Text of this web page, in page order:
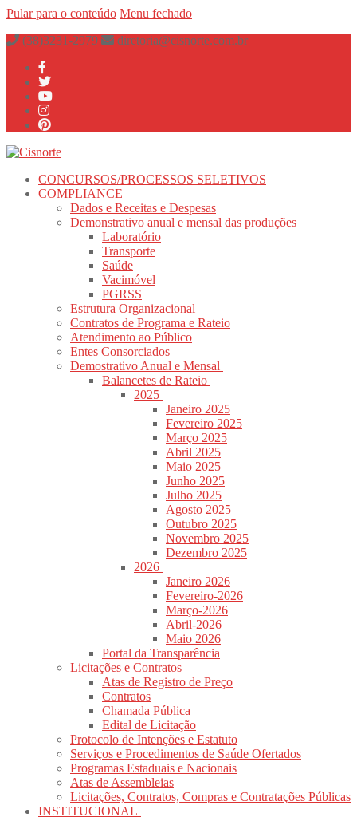
Pular para o conteúdo Menu fechado
(38)3231-2979
diretoria@cisnorte.com.br
CONCURSOS/PROCESSOS SELETIVOS
COMPLIANCE
Dados e Receitas e Despesas
Demonstrativo anual e mensal das produções
Laboratório
Transporte
Saúde
Vacimóvel
PGRSS
Estrutura Organizacional
Contratos de Programa e Rateio
Atendimento ao Público
Entes Consorciados
Demostrativo Anual e Mensal
Balancetes de Rateio
2025
Janeiro 2025
Fevereiro 2025
Março 2025
Abril 2025
Maio 2025
Junho 2025
Julho 2025
Agosto 2025
Outubro 2025
Novembro 2025
Dezembro 2025
2026
Janeiro 2026
Fevereiro-2026
Março-2026
Abril-2026
Maio 2026
Portal da Transparência
Licitações e Contratos
Atas de Registro de Preço
Contratos
Chamada Pública
Edital de Licitação
Protocolo de Intenções e Estatuto
Serviços e Procedimentos de Saúde Ofertados
Programas Estaduais e Nacionais
Atas de Assembleias
Licitações, Contratos, Compras e Contratações Públicas
INSTITUCIONAL